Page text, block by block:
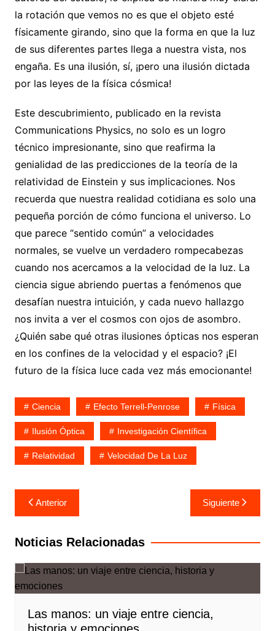
la rotación que vemos no es que el objeto esté
físicamente girando, sino que la forma en que la luz
de sus diferentes partes llega a nuestra vista, nos
engaña. Es una ilusión, sí, ¡pero una ilusión dictada
por las leyes de la física cósmica!
Este descubrimiento, publicado en la revista
Communications Physics, no solo es un logro
técnico impresionante, sino que reafirma la
genialidad de las predicciones de la teoría de la
relatividad de Einstein y sus implicaciones. Nos
recuerda que nuestra realidad cotidiana es solo una
pequeña porción de cómo funciona el universo. Lo
que parece “sentido común” a velocidades
normales, se vuelve un verdadero rompecabezas
cuando nos acercamos a la velocidad de la luz. La
ciencia sigue abriendo puertas a fenómenos que
desafían nuestra intuición, y cada nuevo hallazgo
nos invita a ver el cosmos con ojos de asombro.
¿Quién sabe qué otras ilusiones ópticas nos esperan
en los confines de la velocidad y el espacio? ¡El
futuro de la física luce cada vez más emocionante!
Ciencia Efecto Terrell-Penrose Física
Ilusión Óptica Investigación Científica
Relatividad Velocidad De La Luz
Navegación
de
entradas
Anterior Siguiente
Noticias Relacionadas
Las manos: un viaje entre ciencia,